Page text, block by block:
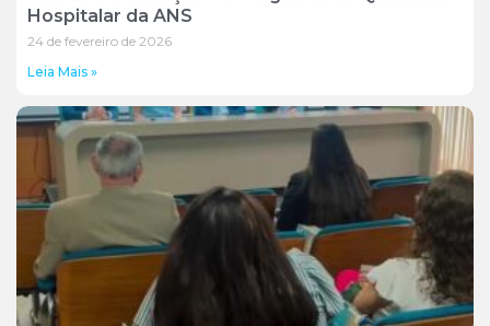
Hospitalar da ANS
24 de fevereiro de 2026
Leia Mais »